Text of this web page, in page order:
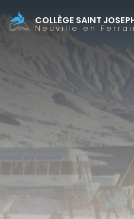
COLLÈGE SAINT
Neuville en